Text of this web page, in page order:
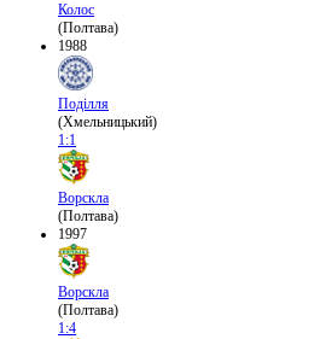
Колос
(Полтава)
1988
Поділля
(Хмельницький)
1:1
Ворскла
(Полтава)
1997
Ворскла
(Полтава)
1:4